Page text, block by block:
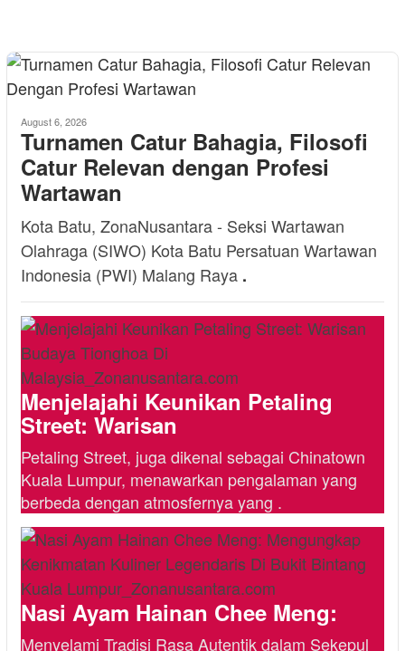
August 6, 2026
Turnamen Catur Bahagia, Filosofi
Catur Relevan dengan Profesi
Wartawan
Kota Batu, ZonaNusantara - Seksi Wartawan
Olahraga (SIWO) Kota Batu Persatuan Wartawan
Indonesia (PWI) Malang Raya .
Menjelajahi Keunikan Petaling
Street: Warisan
Petaling Street, juga dikenal sebagai Chinatown
Kuala Lumpur, menawarkan pengalaman yang
berbeda dengan atmosfernya yang .
Nasi Ayam Hainan Chee Meng:
Menyelami Tradisi Rasa Autentik dalam Sekepul